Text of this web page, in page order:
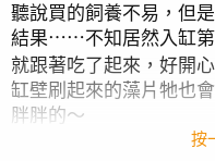
聽說買的飼養不易，但
結果⋯⋯不知居然入缸第
就跟著吃了起來，好開心
缸壁刷起來的藻片牠也
胖胖的～
很多魚友說蝦虎類會突按